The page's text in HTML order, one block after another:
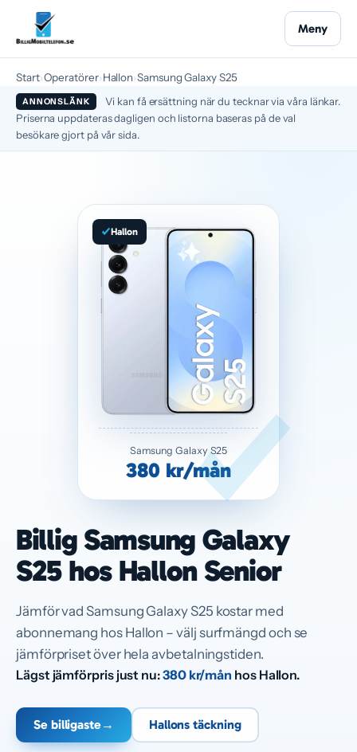
Meny
Start›Operatörer›Hallon›Samsung Galaxy S25
ANNONSLÄNK
Vi kan få ersättning när du tecknar via våra länkar.
Priserna uppdateras dagligen och listorna baseras på de val
besökare gjort på vår sida.
Billig Samsung Galaxy
S25 hos Hallon Senior
Jämför vad Samsung Galaxy S25 kostar med
abonnemang hos Hallon – välj surfmängd och se
jämförpriset över hela avbetalningstiden.
Lägst jämförpris just nu:380 kr/mån hos Hallon.
Se billigaste→ Hallons täckning
Hallon
Samsung Galaxy S25
380 kr/mån